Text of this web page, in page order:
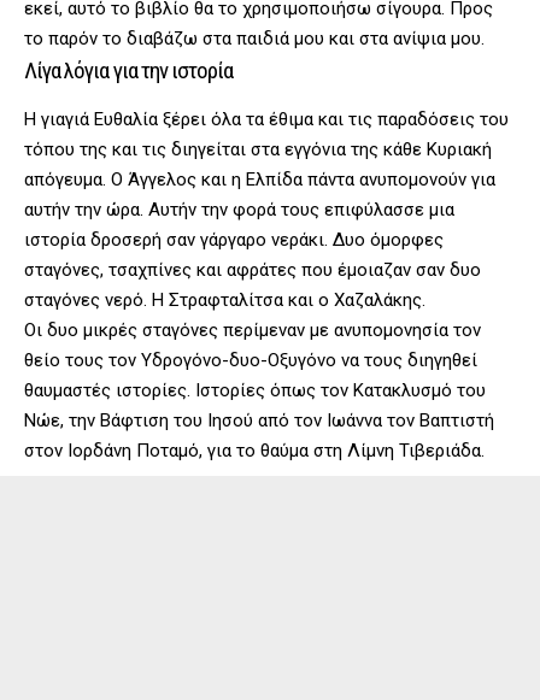
εκεί, αυτό το βιβλίο θα το χρησιμοποιήσω σίγουρα. Προς
το παρόν το διαβάζω στα παιδιά μου και στα ανίψια μου.
Λίγα λόγια για την ιστορία
Η γιαγιά Ευθαλία ξέρει όλα τα έθιμα και τις παραδόσεις του
τόπου της και τις διηγείται στα εγγόνια της κάθε Κυριακή
απόγευμα. Ο Άγγελος και η Ελπίδα πάντα ανυπομονούν για
αυτήν την ώρα. Αυτήν την φορά τους επιφύλασσε μια
ιστορία δροσερή σαν γάργαρο νεράκι. Δυο όμορφες
σταγόνες, τσαχπίνες και αφράτες που έμοιαζαν σαν δυο
σταγόνες νερό. Η Στραφταλίτσα και ο Χαζαλάκης.
Οι δυο μικρές σταγόνες περίμεναν με ανυπομονησία τον
θείο τους τον Υδρογόνο-δυο-Οξυγόνο να τους διηγηθεί
θαυμαστές ιστορίες. Ιστορίες όπως τον Κατακλυσμό του
Νώε, την Βάφτιση του Ιησού από τον Ιωάννα τον Βαπτιστή
στον Ιορδάνη Ποταμό, για το θαύμα στη Λίμνη Τιβεριάδα.